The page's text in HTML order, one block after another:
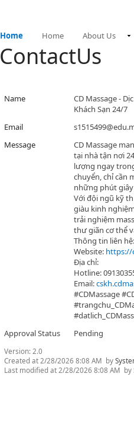
Home Home About Us
ContactUs
Name
CD Massage -
Khách Sạn 24/7
Email
Message
CD Massage
tại nhà tận nơi
lượng ngay
chuyển, chỉ cần
những phút
Với đội ngũ kỹ
giàu kinh
trải nghiệm
thư giãn cơ thể
Thông tin liên hệ:
Website: https://
Địa chỉ:
Hotline:
Email:
#CDMassage
Approval Status
Pending
Version: 2.0
Created at 2/28/2026 8:08 AM by
Last modified at 2/28/2026 8:08 AM by